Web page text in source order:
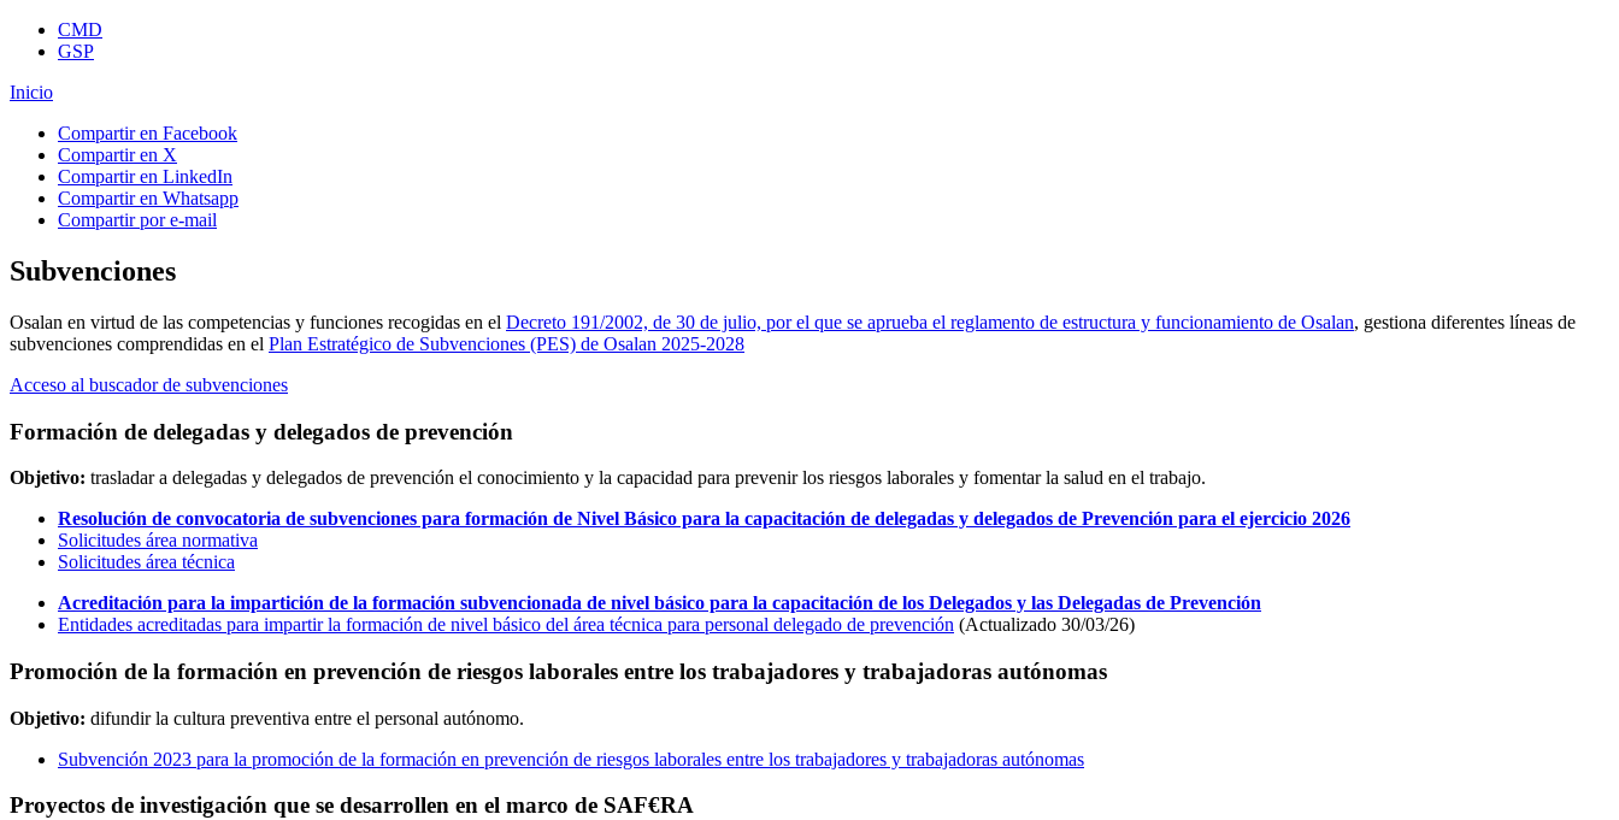
CMD
GSP
Inicio
Compartir en Facebook
Compartir en X
Compartir en LinkedIn
Compartir en Whatsapp
Compartir por e-mail
Subvenciones
Osalan en virtud de las competencias y funciones recogidas en el Decreto 191/2002, de 30 de julio, por el que se aprueba el reglamento de estructura y funcionamiento de Osalan, gestiona diferentes líneas de
subvenciones comprendidas en el Plan Estratégico de Subvenciones (PES) de Osalan 2025-2028
Acceso al buscador de subvenciones
Formación de delegadas y delegados de prevención
Objetivo: trasladar a delegadas y delegados de prevención el conocimiento y la capacidad para prevenir los riesgos laborales y fomentar la salud en el trabajo.
Resolución de convocatoria de subvenciones para formación de Nivel Básico para la capacitación de delegadas y delegados de Prevención para el ejercicio 2026
Solicitudes área normativa
Solicitudes área técnica
Acreditación para la impartición de la formación subvencionada de nivel básico para la capacitación de los Delegados y las Delegadas de Prevención
Entidades acreditadas para impartir la formación de nivel básico del área técnica para personal delegado de prevención (Actualizado 30/03/26)
Promoción de la formación en prevención de riesgos laborales entre los trabajadores y trabajadoras autónomas
Objetivo: difundir la cultura preventiva entre el personal autónomo.
Subvención 2023 para la promoción de la formación en prevención de riesgos laborales entre los trabajadores y trabajadoras autónomas
Proyectos de investigación que se desarrollen en el marco de SAF€RA